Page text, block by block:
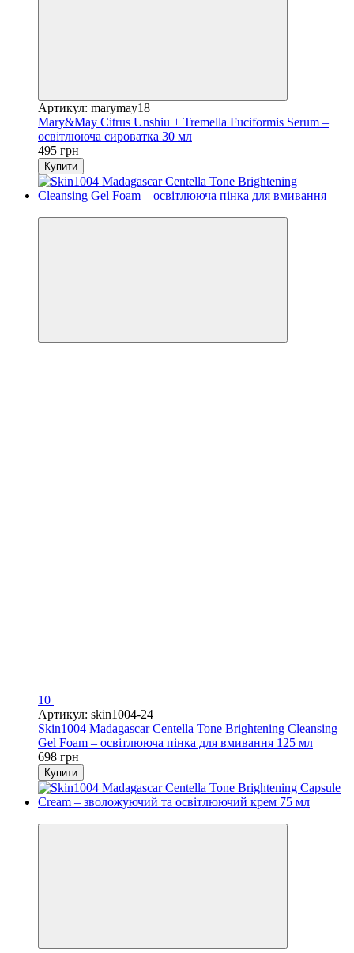
Артикул: marymay18
Mary&May Citrus Unshiu + Tremella Fuciformis Serum –
освітлююча сироватка 30 мл
495 грн
Купити
10
Артикул: skin1004-24
Skin1004 Madagascar Centella Tone Brightening Cleansing
Gel Foam – освітлююча пінка для вмивання 125 мл
698 грн
Купити